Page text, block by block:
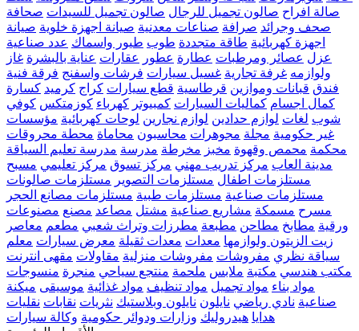
صالة افراح صالون تجميل للرجال صالون تجميل للسيدات صحافة
صحف وجرائد صرافة صناعات معدنية صيانة اجهزة خلوية صيانة
اجهزة كهربائية طاقة متجددة طوب طيور واسماك عدد صناعية
عزل عصائر ومرطبات عطارة عطور عقارات عناية بالبشرة غاز
ولوازمه غرفة تجارية غسيل سيارات فرشات واسفنج فرقة فنية
فندق قبانات وموازين قرطاسية قطع سيارات كراج كرميد كسارة
كمال اجسام كماليات السيارات كمبيوتر كهرباء كوزمتكس كوفي
شوب لغات لوازم حدادين لوازم نجارين لوحات كهربائية مؤسسات
غير حكومية مجلة مجوهرات محاسبون محاماة محطة محروقات
محكمة محمص وقهوة مخبز مخرطة مدرسة مدرسة تعليم السياقة
مدينة العاب مركز تدريب مهني مركز تسوق مركز تعليمي مسبح
مستلزمات اطفال مستلزمات التصوير مستلزمات صالونات
مستلزمات صناعية مستلزمات طبية مستلزمات مصانع الحجر
مسرح مسمكة مشاريع صناعية مشتل مصاعد مصنع مصنوعات
ورقية مطابخ مطاحن مطبعة مطرزات وتراث شعبي مطعم معاصر
زيت الزيتون ولوازمها معدات معدات ثقيلة معرض سيارات معلم
سياقة نظري مفروشات مفروشات منزلية مقاولات مقهى انترنت
مكتب هندسي مكتبة ملابس ملحمة منتجع سياحي منجرة منسوجات
مواد بناء مواد تجميل مواد تنظيف مواد غذائية موسيقى ميكنة
صناعية نادي رياضي نايلون نايلون وبلاستيك نثريات نقابات نقليات
هدايا هيدروليك وزارات ودوائر حكومية وكالة سيارات